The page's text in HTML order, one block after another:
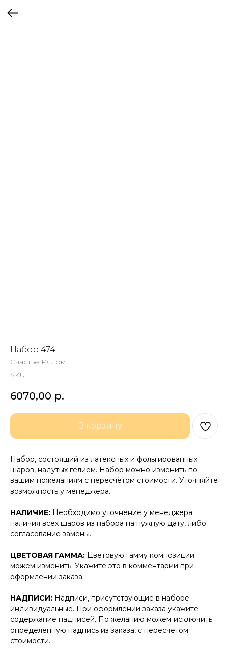
Набор 474
Счастье Рядом
SKU:
6070,00 р.
В корзину
Набор, состоящий из латексных и фольгированных
шаров, надутых гелием. Набор можно изменить по
вашим пожеланиям с пересчётом стоимости. Уточняйте
возможность у менеджера.
НАЛИЧИЕ: Необходимо уточнение у менеджера
наличия всех шаров из набора на нужную дату, либо
согласование замены.
ЦВЕТОВАЯ ГАММА: Цветовую гамму композиции
можем изменить. Укажите это в комментарии при
оформлении заказа.
НАДПИСИ: Надписи, присутствующие в наборе -
индивидуальные. При оформлении заказа укажите
содержание надписей. По желанию можем исключить
определенную надпись из заказа, с пересчетом
стоимости.